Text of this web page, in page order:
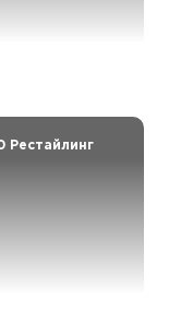
Рестайлинг